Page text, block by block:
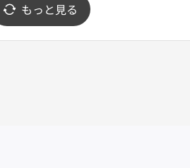
もっと見る